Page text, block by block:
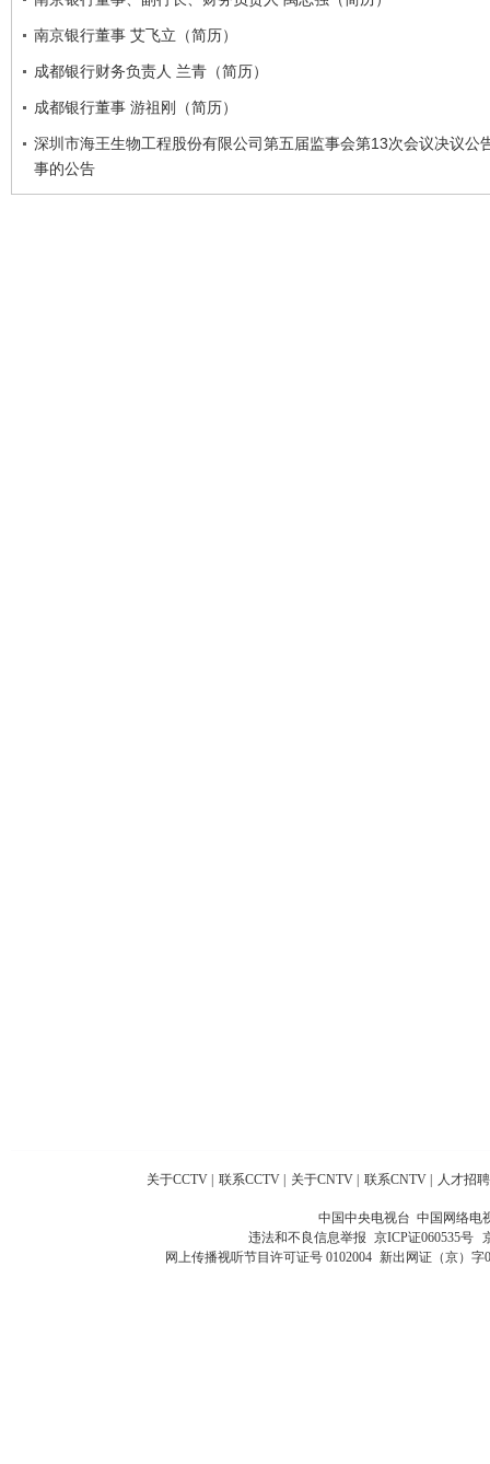
南京银行董事 艾飞立（简历）
成都银行财务负责人 兰青（简历）
成都银行董事 游祖刚（简历）
深圳市海王生物工程股份有限公司第五届监事会第13次会议决议公
事的公告
关于CCTV 联系CCTV 关于CNTV 联系CNTV 人才招聘
中国中央电视台 中国网络电
违法和不良信息举报 京ICP证060535号
网上传播视听节目许可证号 0102004 新出网证（京）